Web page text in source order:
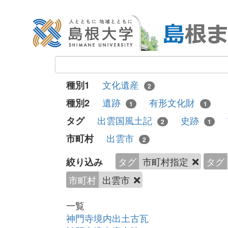
種別1 文化遺産 2
種別2 遺跡 1 有形文化財 1
タグ 出雲国風土記 2 史跡 1
市町村
出雲市 2
絞り込み タグ 市町村指定
タグ
市町村 出雲市
一覧
神門寺境内出土古瓦